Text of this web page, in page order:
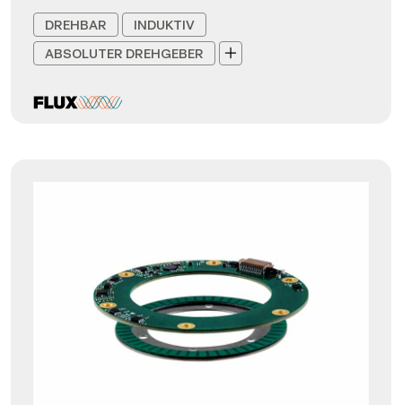
DREHBAR
INDUKTIV
ABSOLUTER DREHGEBER